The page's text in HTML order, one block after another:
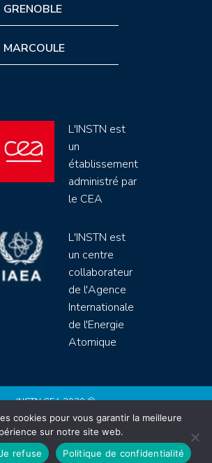
GRENOBLE
MARCOULE
L'INSTN est
un
établissement
administré par
le CEA
L'INSTN est
un centre
collaborateur
de l'Agence
Internationale
de l'Energie
Atomique
INSTN CEA 2020 ©
de protection de données (rgpd)
intérieur
Mentions légales
Site by Youdemus
cookies pour vous garantir la meilleure
sur notre site web.
refuse Politique de confidentialité